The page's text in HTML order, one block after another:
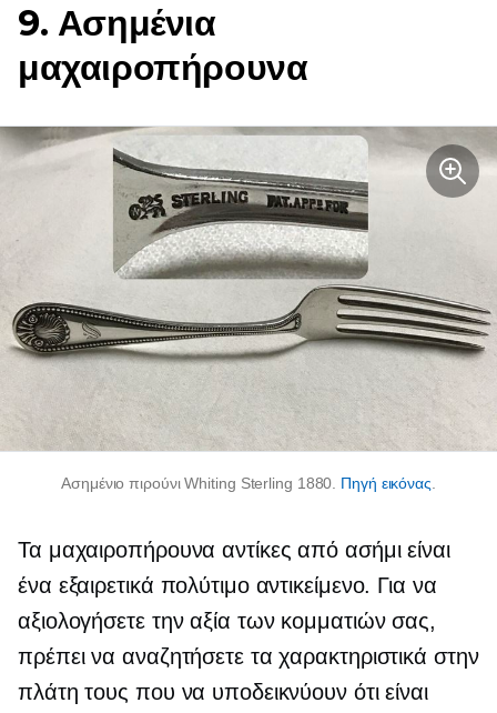
9. Ασημένια
μαχαιροπήρουνα
Ασημένιο πιρούνι Whiting Sterling 1880. Πηγή εικόνας
Τα μαχαιροπήρουνα αντίκες από ασήμι είναι
ένα εξαιρετικά πολύτιμο αντικείμενο. Για να
αξιολογήσετε την αξία των κομματιών σας,
πρέπει να αναζητήσετε τα χαρακτηριστικά στην
πλάτη τους που να υποδεικνύουν ότι είναι